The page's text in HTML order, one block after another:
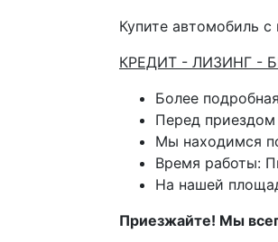
Купите автомобиль
КРЕДИТ - ЛИЗИНГ -
Более
Перед
Мы находимся
Время работы:
На нашей
Приезжайте! Мы